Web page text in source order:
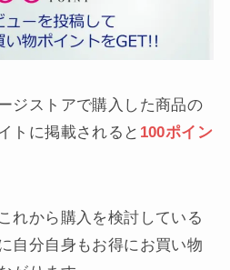
ジストアで購入した商品の
トに掲載されると 100ポイン
れから購入を検討している
自分自身もお得にお買い物